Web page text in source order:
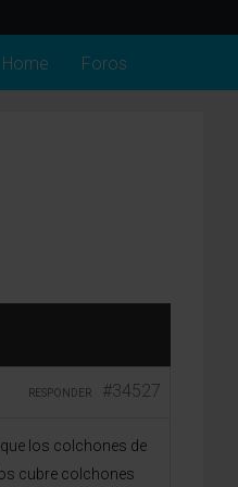
Home Foros
#34527
RESPONDER
los colchones de
cubre colchones